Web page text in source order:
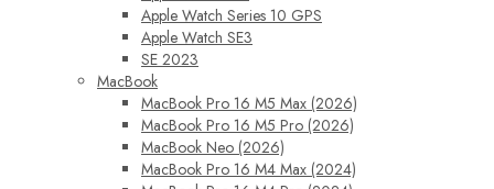
Apple Watch Series 10 GPS
Apple Watch SE3
SE 2023
MacBook
MacBook Pro 16 M5 Max (2026)
MacBook Pro 16 M5 Pro (2026)
MacBook Neo (2026)
MacBook Pro 16 M4 Max (2024)